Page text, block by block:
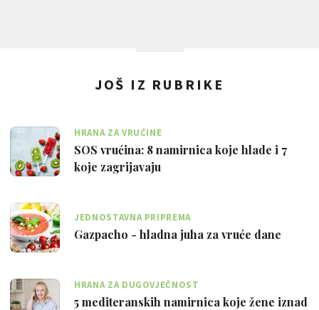
JOŠ IZ RUBRIKE
HRANA ZA VRUĆINE
SOS vrućina: 8 namirnica koje hlade i 7
koje zagrijavaju
JEDNOSTAVNA PRIPREMA
Gazpacho - hladna juha za vruće dane
HRANA ZA DUGOVJEČNOST
5 mediteranskih namirnica koje žene iznad